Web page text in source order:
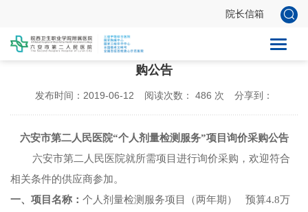
院长信箱
六安市第二人民医院“个人剂量检测服务”项目询价采
购公告
发布时间：2019-06-12 阅读次数： 486 次 分享到：
六安市第二人民医院“个人剂量检测服务”项目询价采购公告
六安市第二人民医院就所需项目进行询价采购，欢迎符合
相关条件的供应商参加。
一、 项目名称 ： 个人剂量检测服务项目（两年期） 预算4.8万